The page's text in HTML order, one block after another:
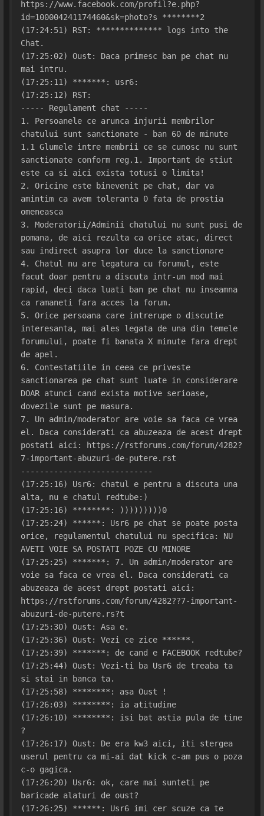
https://www.facebook.com/profil?e.php?
id=100004241174460&sk=photo?s ********2
(17:24:51) RST: ************** logs into the
Chat.
(17:25:02) Oust: Daca primesc ban pe chat nu
mai intru.
(17:25:11) *******: usr6:
(17:25:12) RST:
----- Regulament chat -----
1. Persoanele ce arunca injurii membrilor
chatului sunt sanctionate - ban 60 de minute
1.1 Glumele intre membrii ce se cunosc nu sunt
sanctionate conform reg.1. Important de stiut
este ca si aici exista totusi o limita!
2. Oricine este binevenit pe chat, dar va
amintim ca avem toleranta 0 fata de prostia
omeneasca
3. Moderatorii/Adminii chatului nu sunt pusi de
pomana, de aici rezulta ca orice atac, direct
sau indirect asupra lor duce la sanctionare
4. Chatul nu are legatura cu forumul, este
facut doar pentru a discuta intr-un mod mai
rapid, deci daca luati ban pe chat nu inseamna
ca ramaneti fara acces la forum.
5. Orice persoana care intrerupe o discutie
interesanta, mai ales legata de una din temele
forumului, poate fi banata X minute fara drept
de apel.
6. Contestatiile in ceea ce priveste
sanctionarea pe chat sunt luate in considerare
DOAR atunci cand exista motive serioase,
dovezile sunt pe masura.
7. Un admin/moderator are voie sa faca ce vrea
el. Daca considerati ca abuzeaza de acest drept
postati aici: https://rstforums.com/forum/4282?
7-important-abuzuri-de-putere.rst
----------------------------
(17:25:16) Usr6: chatul e pentru a discuta una
alta, nu e chatul redtube:)
(17:25:16) ********: )))))))))0
(17:25:24) ******: Usr6 pe chat se poate posta
orice, regulamentul chatului nu specifica: NU
AVETI VOIE SA POSTATI POZE CU MINORE
(17:25:25) *******: 7. Un admin/moderator are
voie sa faca ce vrea el. Daca considerati ca
abuzeaza de acest drept postati aici:
https://rstforums.com/forum/4282??7-important-
abuzuri-de-putere.rs?t
(17:25:30) Oust: Asa e.
(17:25:36) Oust: Vezi ce zice ******.
(17:25:39) *******: de cand e FACEBOOK redtube?
(17:25:44) Oust: Vezi-ti ba Usr6 de treaba ta
si stai in banca ta.
(17:25:58) ********: asa Oust !
(17:26:03) ********: ia atitudine
(17:26:10) ********: isi bat astia pula de tine
?
(17:26:17) Oust: De era kw3 aici, iti stergea
userul pentru ca mi-ai dat kick c-am pus o poza
c-o gagica.
(17:26:20) Usr6: ok, care mai sunteti pe
baricade alaturi de oust?
(17:26:25) ******: Usr6 imi cer scuze ca te